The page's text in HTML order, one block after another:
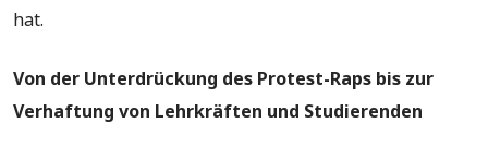
hat.
Von der Unterdrückung des Protest-Raps bis zur
Verhaftung von Lehrkräften und Studierenden